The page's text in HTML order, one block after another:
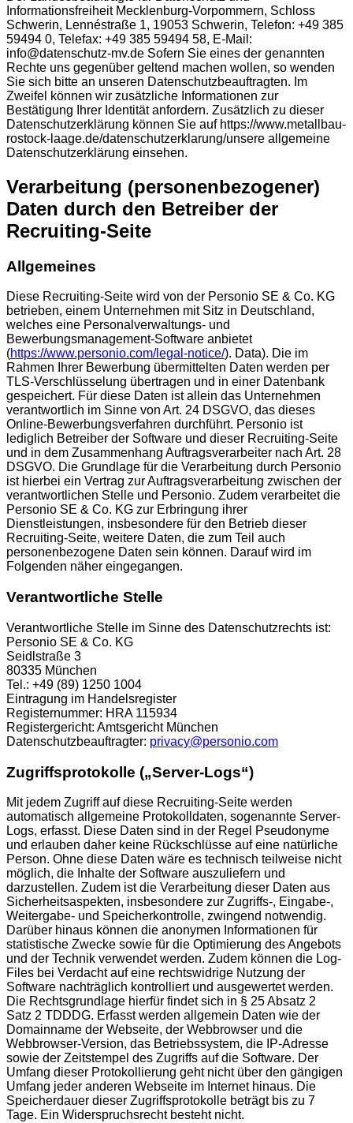
Verarbeitung (personenbezogener)
Daten durch den Betreiber der
Recruiting-Seite
Allgemeines
Diese Recruiting-Seite wird von der Personio SE & Co. KG
betrieben, einem Unternehmen mit Sitz in Deutschland,
welches eine Personalverwaltungs- und
Bewerbungsmanagement-Software anbietet
(https://www.personio.com/legal-notice/). Data). Die im
Rahmen Ihrer Bewerbung übermittelten Daten werden per
TLS-Verschlüsselung übertragen und in einer Datenbank
gespeichert. Für diese Daten ist allein das Unternehmen
verantwortlich im Sinne von Art. 24 DSGVO, das dieses
Online-Bewerbungsverfahren durchführt. Personio ist
lediglich Betreiber der Software und dieser Recruiting-Seite
und in dem Zusammenhang Auftragsverarbeiter nach Art. 28
DSGVO. Die Grundlage für die Verarbeitung durch Personio
ist hierbei ein Vertrag zur Auftragsverarbeitung zwischen der
verantwortlichen Stelle und Personio. Zudem verarbeitet die
Personio SE & Co. KG zur Erbringung ihrer
Dienstleistungen, insbesondere für den Betrieb dieser
Recruiting-Seite, weitere Daten, die zum Teil auch
personenbezogene Daten sein können. Darauf wird im
Folgenden näher eingegangen.
Verantwortliche Stelle
Verantwortliche Stelle im Sinne des Datenschutzrechts ist:
Personio SE & Co. KG
Seidlstraße 3
80335 München
Tel.: +49 (89) 1250 1004
Eintragung im Handelsregister
Registernummer: HRA 115934
Registergericht: Amtsgericht München
Datenschutzbeauftragter: privacy@personio.com
Zugriffsprotokolle („Server-Logs“)
Mit jedem Zugriff auf diese Recruiting-Seite werden
automatisch allgemeine Protokolldaten, sogenannte Server-
Logs, erfasst. Diese Daten sind in der Regel Pseudonyme
und erlauben daher keine Rückschlüsse auf eine natürliche
Person. Ohne diese Daten wäre es technisch teilweise nicht
möglich, die Inhalte der Software auszuliefern und
darzustellen. Zudem ist die Verarbeitung dieser Daten aus
Sicherheitsaspekten, insbesondere zur Zugriffs-, Eingabe-,
Weitergabe- und Speicherkontrolle, zwingend notwendig.
Darüber hinaus können die anonymen Informationen für
statistische Zwecke sowie für die Optimierung des Angebots
und der Technik verwendet werden. Zudem können die Log-
Files bei Verdacht auf eine rechtswidrige Nutzung der
Software nachträglich kontrolliert und ausgewertet werden.
Die Rechtsgrundlage hierfür findet sich in § 25 Absatz 2
Satz 2 TDDDG. Erfasst werden allgemein Daten wie der
Domainname der Webseite, der Webbrowser und die
Webbrowser-Version, das Betriebssystem, die IP-Adresse
sowie der Zeitstempel des Zugriffs auf die Software. Der
Umfang dieser Protokollierung geht nicht über den gängigen
Umfang jeder anderen Webseite im Internet hinaus. Die
Speicherdauer dieser Zugriffsprotokolle beträgt bis zu 7
Tage. Ein Widerspruchsrecht besteht nicht.